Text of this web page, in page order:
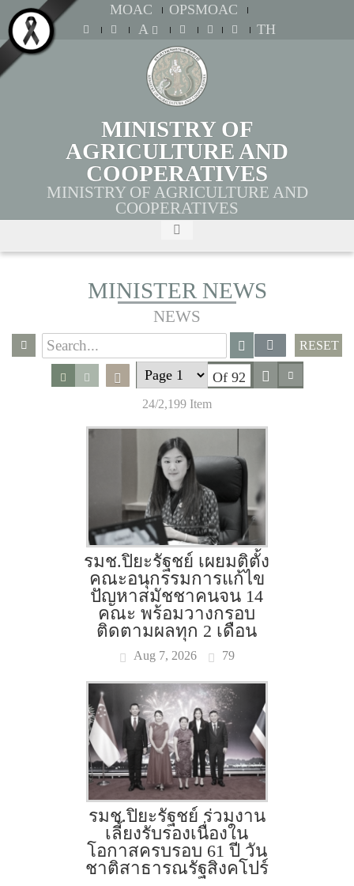
MOAC
OPSMOAC
A
TH
MINISTRY OF
AGRICULTURE AND
COOPERATIVES
MINISTRY OF AGRICULTURE AND
COOPERATIVES
MINISTER NEWS
NEWS
RESET
Of 92
24/2,199 Item
รมช.ปิยะรัฐชย์ เผยมติตั้ง
คณะอนุกรรมการแก้ไข
ปัญหาสมัชชาคนจน 14
คณะ พร้อมวางกรอบ
ติดตามผลทุก 2 เดือน
Aug 7, 2026 79
รมช.ปิยะรัฐชย์ ร่วมงาน
เลี้ยงรับรองเนื่องใน
โอกาสครบรอบ 61 ปี วัน
ชาติสาธารณรัฐสิงคโปร์